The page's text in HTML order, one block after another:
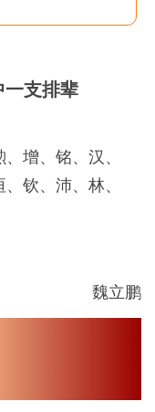
一支排辈
增、铭、汉、
钦、沛、林、
魏立鹏